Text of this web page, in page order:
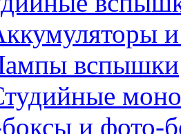
вспышки
и фото-